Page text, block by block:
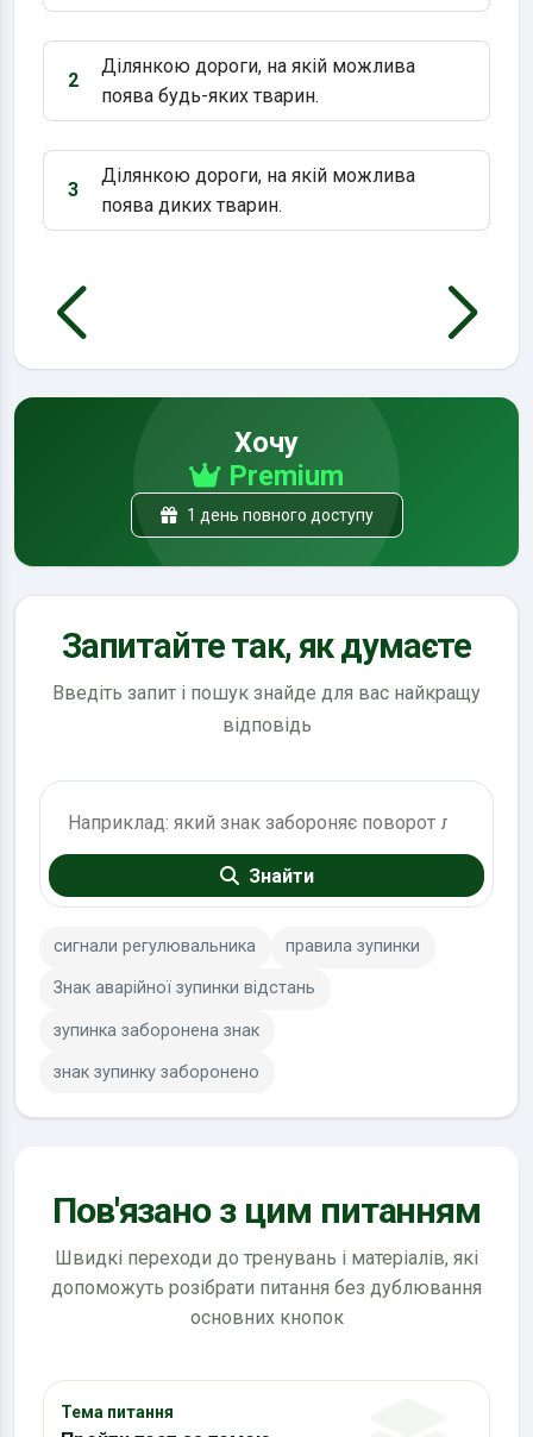
Варіант 2:
2
Ділянкою дороги, на якій можлива
поява будь-яких тварин.
Варіант 3:
3
Ділянкою дороги, на якій можлива
поява диких тварин.
Хочу
Premium
1 день повного доступу
Запитайте так, як думаєте
Введіть запит і пошук знайде для вас найкращу
відповідь
Знайти
сигнали регулювальника правила зупинки
Знак аварійної зупинки відстань
зупинка заборонена знак
знак зупинку заборонено
Пов'язано з цим питанням
Швидкі переходи до тренувань і матеріалів, які
допоможуть розібрати питання без дублювання
основних кнопок
Тема питання